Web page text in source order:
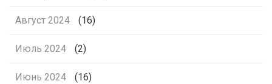
Август 2024 (16)
Июль 2024 (2)
Июнь 2024 (16)